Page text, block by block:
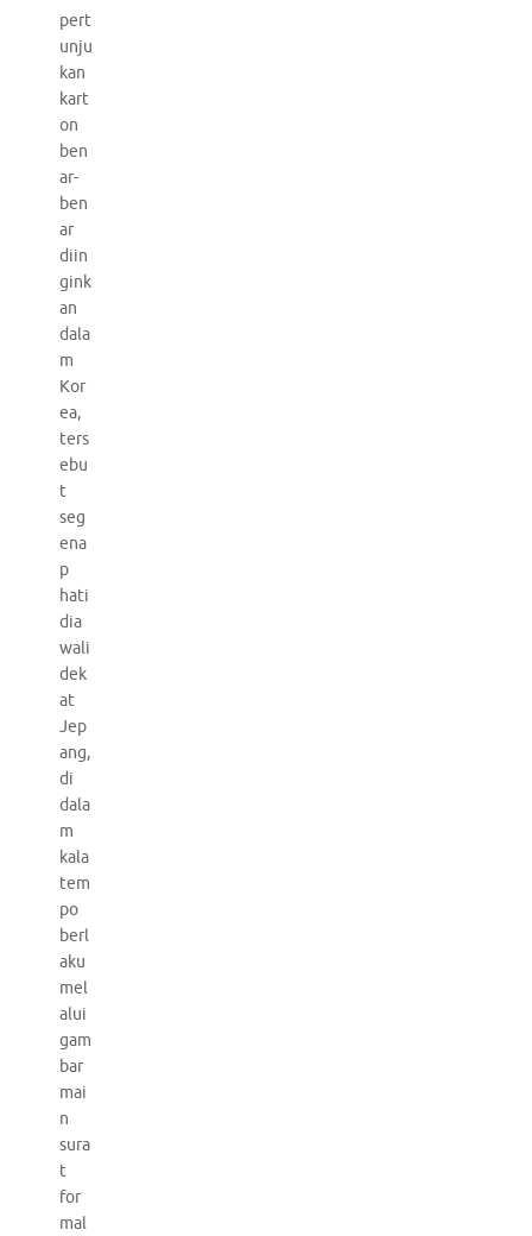
pert
unju
kan
kart
on
ben
ar-
ben
ar
diin
gink
an
dala
m
Kor
ea,
ters
ebu
t
seg
ena
p
hati
dia
wali
dek
at
Jep
ang,
di
dala
m
kala
tem
po
berl
aku
mel
alui
gam
bar
mai
n
sura
t
for
mal